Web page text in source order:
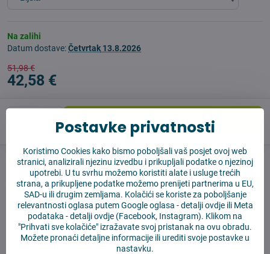
Na zalihi
Datum dostave:Četvrtak 13.8.2026
51,98 €
42,58 €
U košaricu
Pas čuvar Shippings
Proizvođač:Vysajto.sk
✅ Spremno za slanje odmah
✅ BESPLATNA dostava iznad 55 EUR
✅ 14 dana za povrat robe
Postavke privatnosti
Koristimo Cookies kako bismo poboljšali vaš posjet ovoj web
stranici, analizirali njezinu izvedbu i prikupljali podatke o njezinoj
upotrebi. U tu svrhu možemo koristiti alate i usluge trećih
strana, a prikupljene podatke možemo prenijeti partnerima u EU,
SAD-u ili drugim zemljama. Kolačići se koriste za poboljšanje
relevantnosti oglasa putem Google oglasa -detalji ovdjeili Meta
podataka -detalji ovdje (Facebook, Instagram). Klikom na
"Prihvati sve kolačiće" izražavate svoj pristanak na ovu obradu.
Možete pronaći detaljne informacije ili urediti svoje postavke u
nastavku.